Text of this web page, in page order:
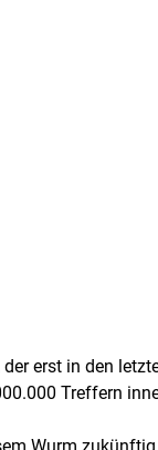
erst in den
Treffern
Wurm